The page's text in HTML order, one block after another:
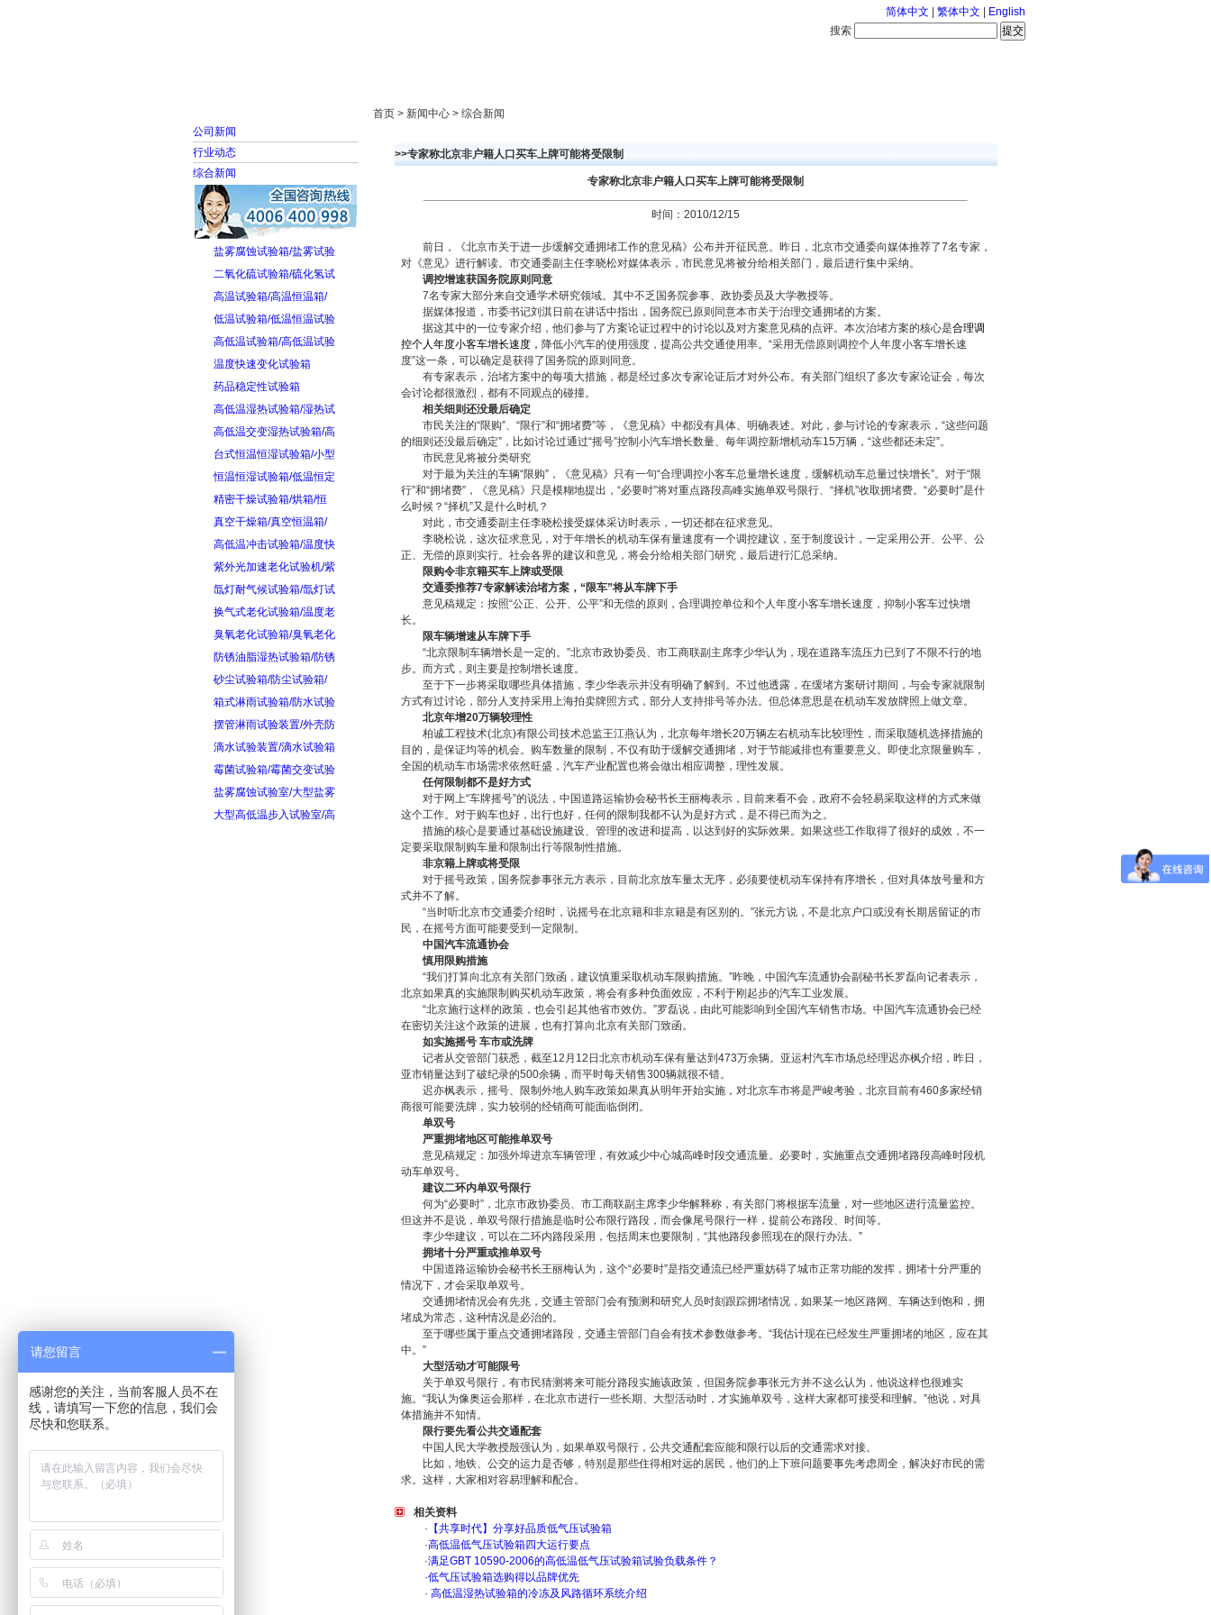
简体中文 繁体中文
English
搜索
公司新闻
行业动态
综合新闻
盐雾腐蚀试验箱/盐雾试验
二氧化硫试验箱/硫化氢试
高温试验箱/高温恒温箱/
低温试验箱/低温恒温试验
高低温试验箱/高低温试验
温度快速变化试验箱
药品稳定性试验箱
高低温湿热试验箱/湿热试
高低温交变湿热试验箱/高
台式恒温恒湿试验箱/小型
恒温恒湿试验箱/低温恒定
精密干燥试验箱/烘箱/恒
真空干燥箱/真空恒温箱/
高低温冲击试验箱/温度快
紫外光加速老化试验机/紫
氙灯耐气候试验箱/氙灯试
换气式老化试验箱/温度老
臭氧老化试验箱/臭氧老化
防锈油脂湿热试验箱/防锈
砂尘试验箱/防尘试验箱/
箱式淋雨试验箱/防水试验
摆管淋雨试验装置/外壳防
滴水试验装置/滴水试验箱
霉菌试验箱/霉菌交变试验
盐雾腐蚀试验室/大型盐雾
大型高低温步入试验室/高
首页 > 新闻中心 > 综合新闻
>>专家称北京非户籍人口买车上牌可能将受限制
专家称北京非户籍人口买车上牌可能将受限制
时间：2010/12/15
前日，《北京市关于进一步缓解交通拥堵工作的意见稿》公布并开征民意。昨日，北京市交通委向媒体推荐了7名专家，
对《意见》进行解读。市交通委副主任李晓松对媒体表示，市民意见将被分给相关部门，最后进行集中采纳。
调控增速获国务院原则同意
7名专家大部分来自交通学术研究领域。其中不乏国务院参事、政协委员及大学教授等。
据媒体报道，市委书记刘淇日前在讲话中指出，国务院已原则同意本市关于治理交通拥堵的方案。
据这其中的一位专家介绍，他们参与了方案论证过程中的讨论以及对方案意见稿的点评。本次治堵方案的核心是合理调
控个人年度小客车增长速度， 降低小汽车的使用强度，提高公共交通使用率。“采用无偿原则调控个人年度小客车增长速
度”这一条，可以确定是获得了国务院的原则同意。
有专家表示，治堵方案中的每项大措施，都是经过多次专家论证后才对外公布。有关部门组织了多次专家论证会，每次
会讨论都很激烈，都有不同观点的碰撞。
相关细则还没最后确定
市民关注的“限购”、“限行”和“拥堵费”等，《意见稿》中都没有具体、明确表述。对此，参与讨论的专家表示，“这些问题
的细则还没最后确定”，比如讨论过通过“摇号”控制小汽车增长数量、每年调控新增机动车15万辆，“这些都还未定”。
市民意见将被分类研究
对于最为关注的车辆“限购”，《意见稿》只有一句“合理调控小客车总量增长速度，缓解机动车总量过快增长”。对于“限
行”和“拥堵费”，《意见稿》只是模糊地提出，“必要时”将对重点路段高峰实施单双号限行、“择机”收取拥堵费。“必要时”是什
么时候？“择机”又是什么时机？
对此，市交通委副主任李晓松接受媒体采访时表示，一切还都在征求意见。
李晓松说，这次征求意见，对于年增长的机动车保有量速度有一个调控建议，至于制度设计，一定采用公开、公平、公
正、无偿的原则实行。社会各界的建议和意见，将会分给相关部门研究，最后进行汇总采纳。
限购令非京籍买车上牌或受限
交通委推荐7专家解读治堵方案，“限车”将从车牌下手
意见稿规定：按照“公正、公开、公平”和无偿的原则，合理调控单位和个人年度小客车增长速度，抑制小客车过快增
长。
限车辆增速从车牌下手
“北京限制车辆增长是一定的。”北京市政协委员、市工商联副主席李少华认为，现在道路车流压力已到了不限不行的地
步。而方式，则主要是控制增长速度。
至于下一步将采取哪些具体措施，李少华表示并没有明确了解到。不过他透露，在缓堵方案研讨期间，与会专家就限制
方式有过讨论，部分人支持采用上海拍卖牌照方式，部分人支持排号等办法。但总体意思是在机动车发放牌照上做文章。
北京年增20万辆较理性
柏诚工程技术(北京)有限公司技术总监王江燕认为，北京每年增长20万辆左右机动车比较理性，而采取随机选择措施的
目的，是保证均等的机会。购车数量的限制，不仅有助于缓解交通拥堵，对于节能减排也有重要意义。即使北京限量购车，
全国的机动车市场需求依然旺盛，汽车产业配置也将会做出相应调整，理性发展。
任何限制都不是好方式
对于网上“车牌摇号”的说法，中国道路运输协会秘书长王丽梅表示，目前来看不会，政府不会轻易采取这样的方式来做
这个工作。对于购车也好，出行也好，任何的限制我都不认为是好方式，是不得已而为之。
措施的核心是要通过基础设施建设、管理的改进和提高，以达到好的实际效果。如果这些工作取得了很好的成效，不一
定要采取限制购车量和限制出行等限制性措施。
非京籍上牌或将受限
对于摇号政策，国务院参事张元方表示，目前北京放车量太无序，必须要使机动车保持有序增长，但对具体放号量和方
式并不了解。
“当时听北京市交通委介绍时，说摇号在北京籍和非京籍是有区别的。”张元方说，不是北京户口或没有长期居留证的市
民，在摇号方面可能要受到一定限制。
中国汽车流通协会
慎用限购措施
“我们打算向北京有关部门致函，建议慎重采取机动车限购措施。”昨晚，中国汽车流通协会副秘书长罗磊向记者表示，
北京如果真的实施限制购买机动车政策，将会有多种负面效应，不利于刚起步的汽车工业发展。
“北京施行这样的政策，也会引起其他省市效仿。”罗磊说，由此可能影响到全国汽车销售市场。中国汽车流通协会已经
在密切关注这个政策的进展，也有打算向北京有关部门致函。
如实施摇号 车市或洗牌
记者从交管部门获悉，截至12月12日北京市机动车保有量达到473万余辆。亚运村汽车市场总经理迟亦枫介绍，昨日，
亚市销量达到了破纪录的500余辆，而平时每天销售300辆就很不错。
迟亦枫表示，摇号、限制外地人购车政策如果真从明年开始实施，对北京车市将是严峻考验，北京目前有460多家经销
商很可能要洗牌，实力较弱的经销商可能面临倒闭。
单双号
严重拥堵地区可能推单双号
意见稿规定：加强外埠进京车辆管理，有效减少中心城高峰时段交通流量。必要时，实施重点交通拥堵路段高峰时段机
动车单双号。
建议二环内单双号限行
何为“必要时”，北京市政协委员、市工商联副主席李少华解释称，有关部门将根据车流量，对一些地区进行流量监控。
但这并不是说，单双号限行措施是临时公布限行路段，而会像尾号限行一样，提前公布路段、时间等。
李少华建议，可以在二环内路段采用，包括周末也要限制，“其他路段参照现在的限行办法。”
拥堵十分严重或推单双号
中国道路运输协会秘书长王丽梅认为，这个“必要时”是指交通流已经严重妨碍了城市正常功能的发挥，拥堵十分严重的
情况下，才会采取单双号。
交通拥堵情况会有先兆，交通主管部门会有预测和研究人员时刻跟踪拥堵情况，如果某一地区路网、车辆达到饱和，拥
堵成为常态，这种情况是必治的。
至于哪些属于重点交通拥堵路段，交通主管部门自会有技术参数做参考。“我估计现在已经发生严重拥堵的地区，应在其
中。”
大型活动才可能限号
关于单双号限行，有市民猜测将来可能分路段实施该政策，但国务院参事张元方并不这么认为，他说这样也很难实
施。“我认为像奥运会那样，在北京市进行一些长期、大型活动时，才实施单双号，这样大家都可接受和理解。”他说，对具
体措施并不知情。
限行要先看公共交通配套
中国人民大学教授殷强认为，如果单双号限行，公共交通配套应能和限行以后的交通需求对接。
比如，地铁、公交的运力是否够，特别是那些住得相对远的居民，他们的上下班问题要事先考虑周全，解决好市民的需
求。这样，大家相对容易理解和配合。
相关资料
· 【共享时代】分享好品质低气压试验箱
·高低温低气压试验箱四大运行要点
·满足GBT 10590-2006的高低温低气压试验箱试验负载条件？
·低气压试验箱选购得以品牌优先
· 高低温湿热试验箱的冷冻及风路循环系统介绍
请您留言
感谢您的关注，当前客服人员不在
线，请填写一下您的信息，我们会
尽快和您联系。